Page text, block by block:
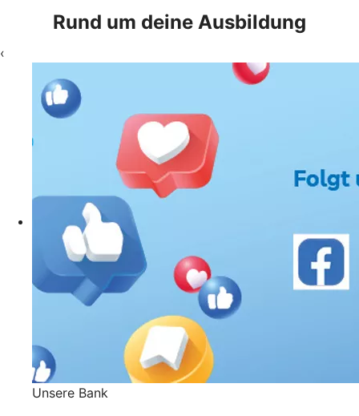
Rund um deine Ausbildung
‹
Unsere Bank